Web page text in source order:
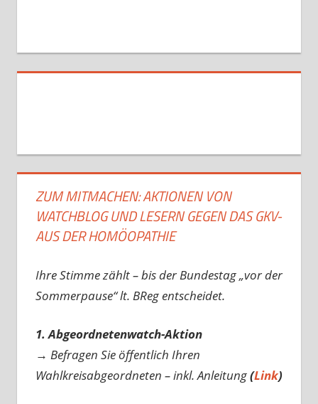
ZUM MITMACHEN: AKTIONEN VON
WATCHBLOG UND LESERN GEGEN DAS GKV-
AUS DER HOMÖOPATHIE
Ihre Stimme zählt – bis der Bundestag „vor der
Sommerpause“ lt. BReg entscheidet.
1. Abgeordnetenwatch-Aktion
→ Befragen Sie öffentlich Ihren
Wahlkreisabgeordneten – inkl. Anleitung(Link)